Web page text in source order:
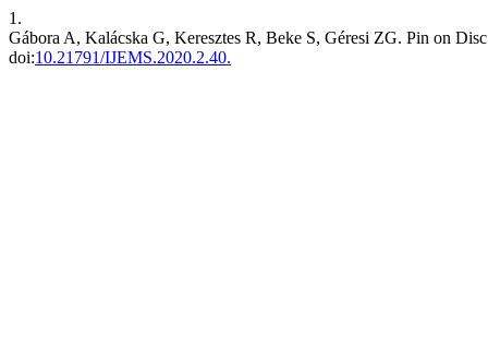
1.
Gábora A, Kalácska G, Keresztes R, Beke S, Géresi ZG. Pin on
doi:10.21791/IJEMS.2020.2.40.